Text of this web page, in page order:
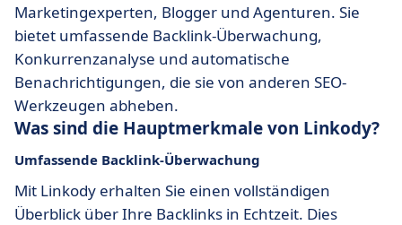
Marketingexperten, Blogger und Agenturen. Sie
bietet umfassende Backlink-Überwachung,
Konkurrenzanalyse und automatische
Benachrichtigungen, die sie von anderen SEO-
Werkzeugen abheben.
Was sind die Hauptmerkmale von Linkody?
Umfassende Backlink-Überwachung
Mit Linkody erhalten Sie einen vollständigen
Überblick über Ihre Backlinks in Echtzeit. Dies